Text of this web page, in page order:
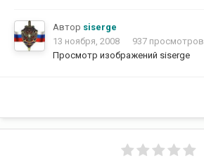
Автор siserge
13 ноября, 2008
937 просмотров
Просмотр изображений siserge